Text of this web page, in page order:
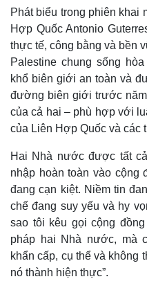
Phát biểu trong phiên khai
Hợp Quốc Antonio
thực tế, công bằng và bền
Palestine chung sống
khổ biên giới an toàn và
đường biên giới trước
của cả hai – phù hợp với
của Liên Hợp Quốc và các
Hai Nhà nước được tất
nhập hoàn toàn vào cộng
đang cạn kiệt. Niềm tin
chế đang suy yếu và hy
sao tôi kêu gọi cộng
pháp hai Nhà nước, mà
khẩn cấp, cụ thể và không
nó thành hiện thực”.